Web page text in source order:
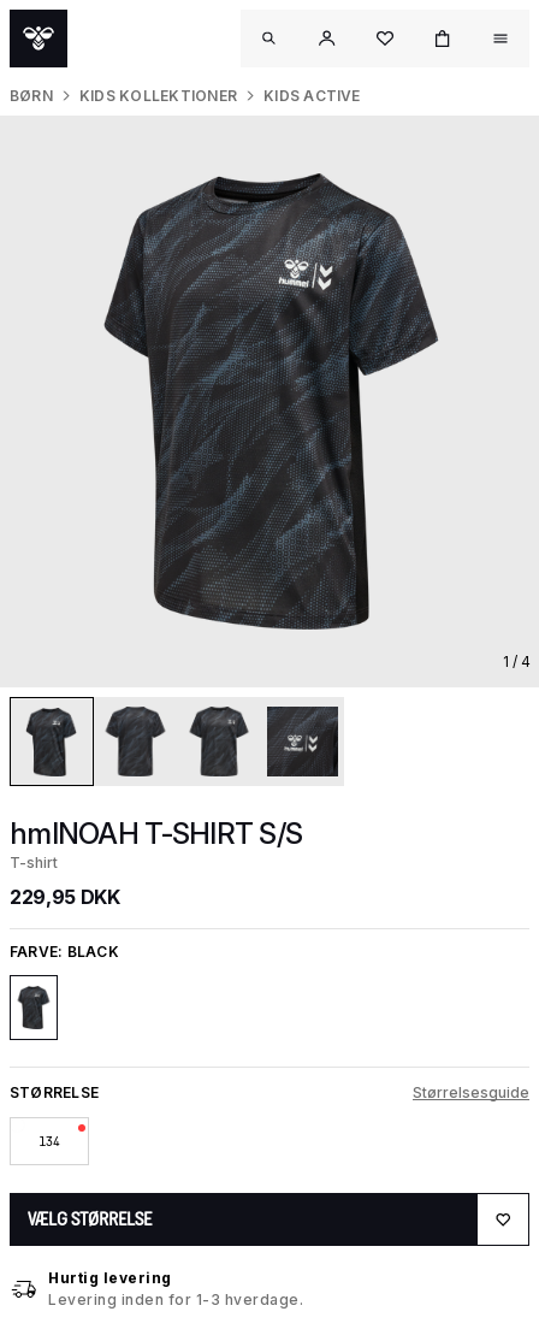
BØRN KIDS KOLLEKTIONER KIDS ACTIVE
1 / 4
hmlNOAH T-SHIRT S/S
T-shirt
229,95 DKK
FARVE: BLACK
STØRRELSE Størrelsesguide
134
VÆLG STØRRELSE
Hurtig levering
Levering inden for 1-3 hverdage.